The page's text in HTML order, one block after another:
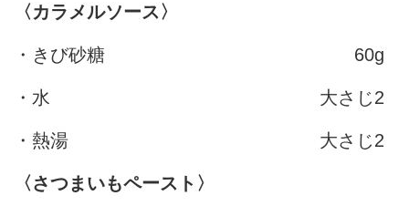
〈カラメルソース〉
・きび砂糖 60g
・水 大さじ2
・熱湯 大さじ2
〈さつまいもペースト〉